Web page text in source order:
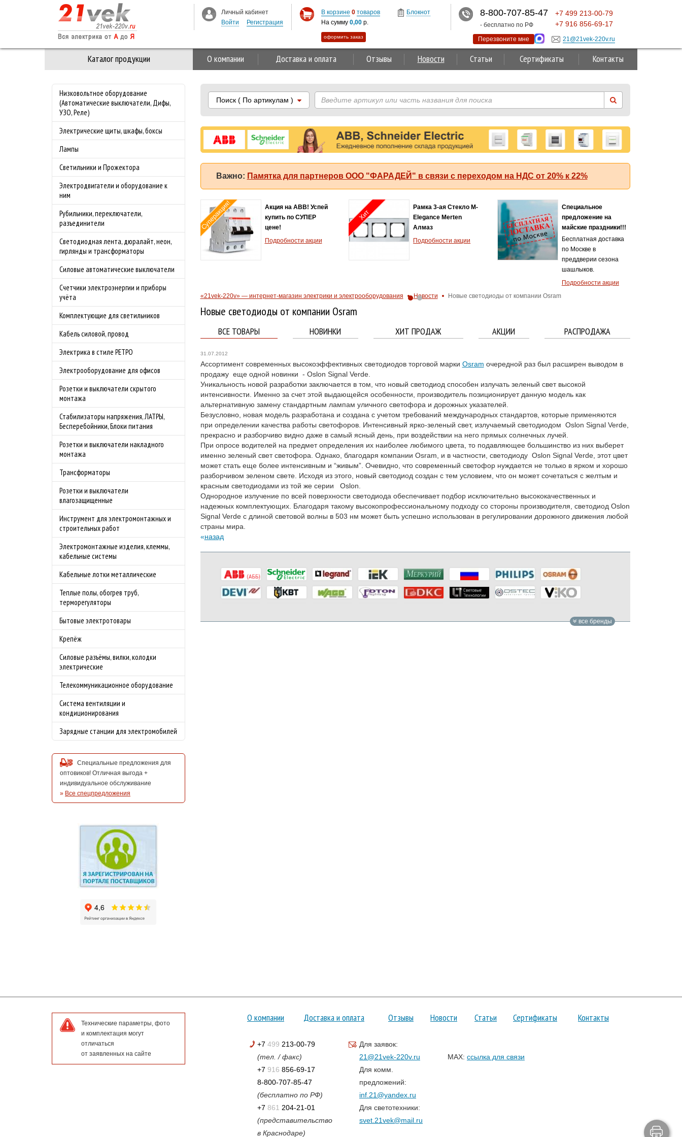
Каталог продукции О компании Доставка и оплата Отзывы Новости Статьи Сертификаты Контакты
Низковольтное оборудование
(Автоматические выключатели, Дифы,
УЗО, Реле)
Электрические щиты, шкафы, боксы
Лампы
Светильники и Прожектора
Электродвигатели и оборудование к
ним
Рубильники, переключатели,
разъединители
Светодиодная лента, дюралайт, неон,
гирлянды и трансформаторы
Силовые автоматические выключатели
Счетчики электроэнергии и приборы
учёта
Комплектующие для светильников
Кабель силовой, провод
Электрика в стиле РЕТРО
Электрооборудование для офисов
Розетки и выключатели скрытого
монтажа
Стабилизаторы напряжения, ЛАТРЫ,
Бесперебойники, Блоки питания
Розетки и выключатели накладного
монтажа
Трансформаторы
Розетки и выключатели
влагозащищенные
Инструмент для электромонтажных и
строительных работ
Электромонтажные изделия, клеммы,
кабельные системы
Кабельные лотки металлические
Теплые полы, обогрев труб,
терморегуляторы
Бытовые электротовары
Крепёж
Силовые разъёмы, вилки, колодки
электрические
Телекоммуникационное оборудование
Система вентиляции и
кондиционирования
Зарядные станции для электромобилей
Специальные предложения для
оптовиков! Отличная выгода +
индивидуальное обслуживание
» Все спецпредложения
Поиск( По артикулам )
Важно: Памятка для партнеров ООО "ФАРАДЕЙ" в связи с переходом на НДС от 20% к 22%
Суперакция!
Акция на ABB! Успей
купить по СУПЕР
цене!
Подробности акции
Хит
Рамка 3-ая Стекло M-
Elegance Merten
Алмаз
Подробности акции
Специальное
предложение на
майские праздники!!!
Бесплатная доставка
по Москве в
преддверии сезона
шашлыков.
Подробности акции
«21vek-220v» — интернет-магазин электрики и электрооборудования Новости Новые светодиоды от компании Osram
Новые светодиоды от компании Osram
ВСЕ ТОВАРЫ НОВИНКИ ХИТ ПРОДАЖ АКЦИИ РАСПРОДАЖА
31.07.2012
Ассортимент современных высокоэффективных светодиодов торговой марки Osram очередной раз был расширен выводом в
продажу еще одной новинки - Oslon Signal Verde.
Уникальность новой разработки заключается в том, что новый светодиод способен излучать зеленый свет высокой
интенсивности. Именно за счет этой выдающейся особенности, производитель позиционирует данную модель как
альтернативную замену стандартным лампам уличного светофора и дорожных указателей.
Безусловно, новая модель разработана и создана с учетом требований международных стандартов, которые применяются
при определении качества работы светофоров. Интенсивный ярко-зеленый свет, излучаемый светодиодом Oslon Signal Verde,
прекрасно и разборчиво видно даже в самый ясный день, при воздействии на него прямых солнечных лучей.
При опросе водителей на предмет определения их наиболее любимого цвета, то подавляющее большинство из них выберет
именно зеленый свет светофора. Однако, благодаря компании Osram, и в частности, светодиоду Oslon Signal Verde, этот цвет
может стать еще более интенсивным и “живым”. Очевидно, что современный светофор нуждается не только в ярком и хорошо
разборчивом зеленом свете. Исходя из этого, новый светодиод создан с тем условием, что он может сочетаться с желтым и
красным светодиодами из той же серии Oslon.
Однородное излучение по всей поверхности светодиода обеспечивает подбор исключительно высококачественных и
надежных комплектующих. Благодаря такому высокопрофессиональному подходу со стороны производителя, светодиод Oslon
Signal Verde с длиной световой волны в 503 нм может быть успешно использован в регулировании дорожного движения любой
страны мира.
назад
все бренды
Технические параметры, фото
и комплектация могут
отличаться
от заявленных на сайте
О компании Доставка и оплата Отзывы Новости Статьи Сертификаты Контакты
+7 499 213-00-79
(тел. / факс)
+7 916 856-69-17
8-800-707-85-47
(бесплатно по РФ)
+7 861 204-21-01
(представительство
в Краснодаре)
Для заявок:
21@21vek-220v.ru
Для комм.
предложений:
inf.21@yandex.ru
Для светотехники:
svet.21vek@mail.ru
MAX: ссылка для связи
Личный кабинет
Войти
Регистрация
В корзине 0 товаров
На сумму 0,00 р.
оформить заказ
Блокнот 8-800-707-85-47
- бесплатно по РФ
+7 499 213-00-79
+7 916 856-69-17
Перезвоните мне 21@21vek-220v.ru